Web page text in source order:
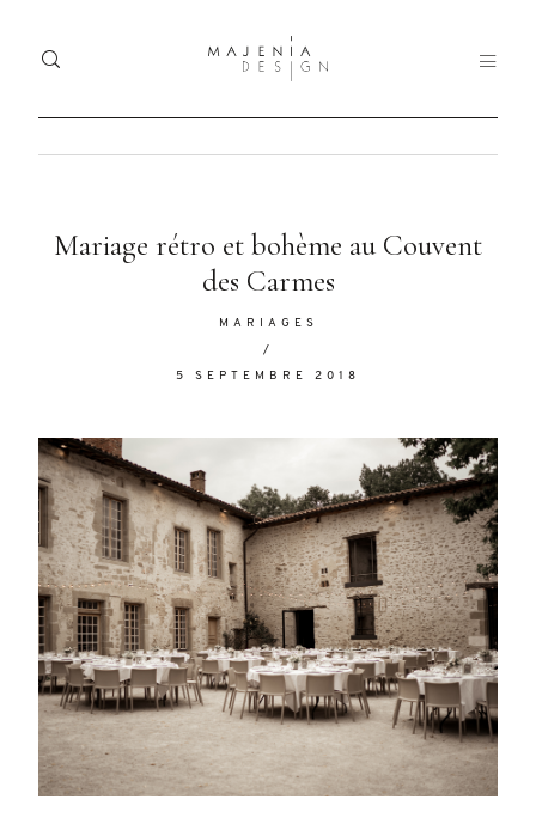
Mariage rétro et bohème au Couvent
des Carmes
MARIAGES
/
5 SEPTEMBRE 2018
Dolor
Tristique
mollis
ornare vel
eu leo.
Aenean
lacinia
bibendum
nulla sed
consectetur.
Aenean
lacinia
bibendum
nulla sed
consectetur.
Portfolio
About
Contact